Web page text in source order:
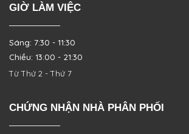
GIỜ LÀM VIỆC
Sáng: 7:30 - 11:30
Chiều: 13:00 - 21:30
Từ Thứ 2 - Thứ 7
CHỨNG NHẬN NHÀ PHÂN PHỐI